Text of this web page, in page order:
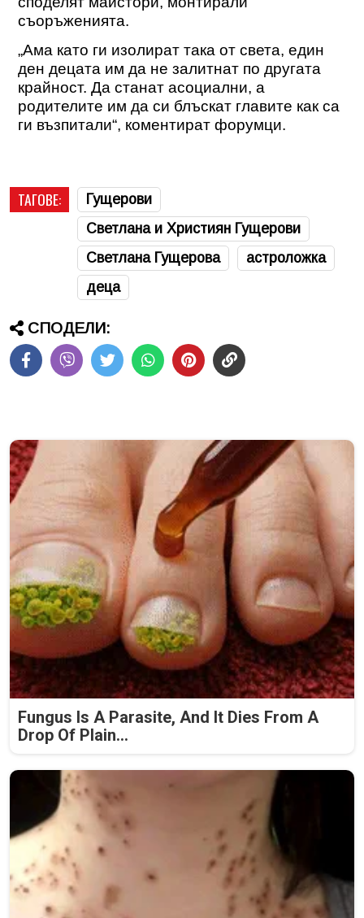
съоръженията.
„Ама като ги изолират така от света, един
ден децата им да не залитнат по другата
крайност. Да станат асоциални, а
родителите им да си блъскат главите как са
ги възпитали“, коментират форумци.
ТАГОВЕ:
Гущерови
Светлана и Християн Гущерови
Светлана Гущерова
астроложка
деца
СПОДЕЛИ:
Fungus Is A Parasite, And It Dies From A
Drop Of Plain...